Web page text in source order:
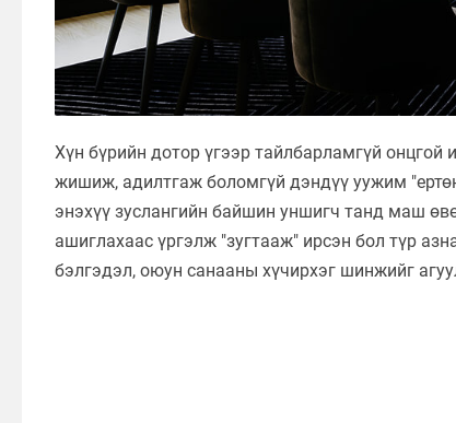
Хүн бүрийн дотор үгээр тайлбарламгүй
жишиж, адилтгаж боломгүй дэндүү уужим
энэхүү зуслангийн байшин уншигч танд маш
ашиглахаас үргэлж "зугтааж" ирсэн бол түр
бэлгэдэл, оюун санааны хүчирхэг шинжийг